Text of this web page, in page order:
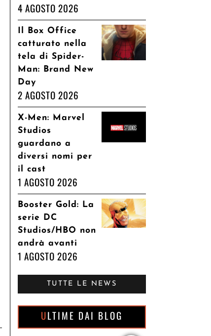
4 AGOSTO 2026
Il Box Office
catturato nella
tela di Spider-
Man: Brand New
Day
2 AGOSTO 2026
X-Men: Marvel
Studios
guardano a
diversi nomi per
il cast
1 AGOSTO 2026
Booster Gold: La
serie DC
Studios/HBO non
andrà avanti
1 AGOSTO 2026
TUTTE LE NEWS
ULTIME DAI BLOG